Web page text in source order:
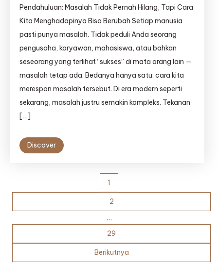
Solutif
di
Modern:
Mengatasi
Masalah
dengan
Pendekatan
Rasional
Pendahuluan: Masalah Tidak Pernah Hilang, Tapi Cara
Kita Menghadapinya Bisa Berubah Setiap manusia
pasti punya masalah. Tidak peduli Anda seorang
pengusaha, karyawan, mahasiswa, atau bahkan
seseorang yang terlihat “sukses” di mata orang lain —
masalah tetap ada. Bedanya hanya satu: cara kita
merespon masalah tersebut. Di era modern seperti
sekarang, masalah justru semakin kompleks. Tekanan
[…]
Discover
1
2
…
29
Berikutnya